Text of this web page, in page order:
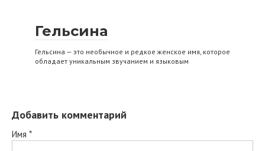
Гельсина
Гельсина — это необычное и редкое женское имя, которое
обладает уникальным звучанием и языковым
Добавить комментарий
Имя *